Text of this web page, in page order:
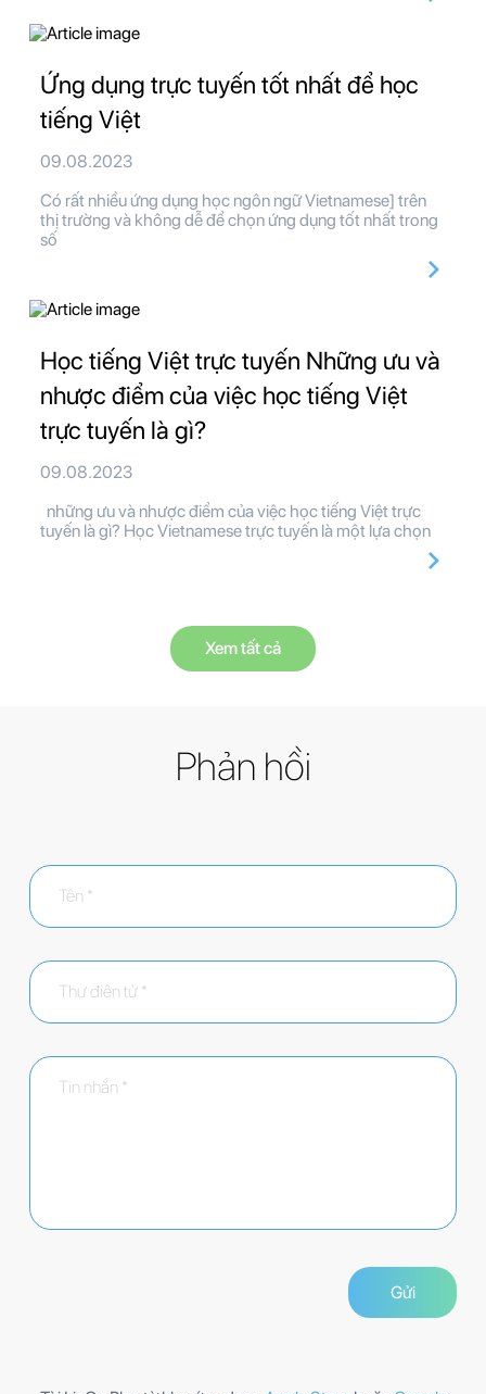
Ứng dụng trực tuyến tốt nhất để học
tiếng Việt
09.08.2023
Có rất nhiều ứng dụng học ngôn ngữ Vietnamese] trên
thị trường và không dễ để chọn ứng dụng tốt nhất trong
số
Học tiếng Việt trực tuyến Những ưu và
nhược điểm của việc học tiếng Việt
trực tuyến là gì?
09.08.2023
những ưu và nhược điểm của việc học tiếng Việt trực
tuyến là gì? Học Vietnamese trực tuyến là một lựa chọn
Xem tất cả
Phản hồi